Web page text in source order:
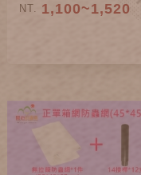
NT. 1,100~1,520